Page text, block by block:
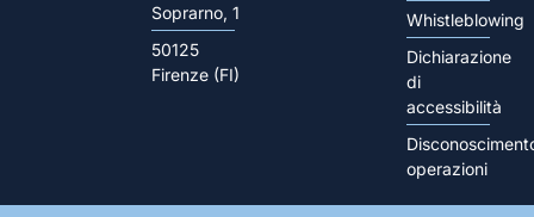
Soprarno, 1
50125
Firenze (FI)
Whistleblowing
Dichiarazione
di
accessibilità
operazioni